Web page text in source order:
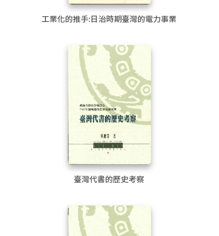
工業化的推手:日治時期臺灣的電力事業
臺灣代書的歷史考察